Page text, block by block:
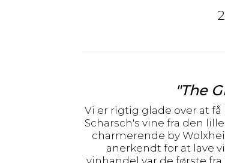
"The
Vi er rigtig glade over at
Scharsch's vine fra den
charmerende by
anerkendt for at lave
vinhandel var de første